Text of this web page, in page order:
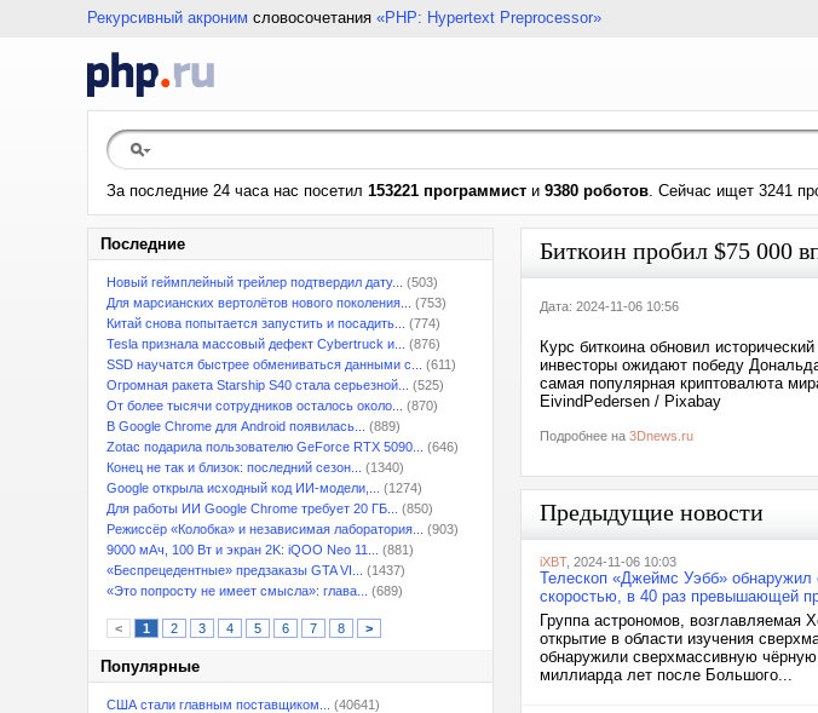
Рекурсивный акроним словосочетания «PHP: Hypertext Preprocessor»
За последние 24 часа нас посетил 153221 программист и 9380 роботов. Сейчас ищет 3241
Последние
Новый геймплейный трейлер подтвердил дату...
(503)
Для марсианских вертолётов нового поколения...
(753)
Китай снова попытается запустить и посадить...
(774)
Tesla признала массовый дефект Cybertruck и...
(876)
SSD научатся быстрее обмениваться данными с...
(611)
Огромная ракета Starship S40 стала серьезной...
(525)
От более тысячи сотрудников осталось около...
(870)
В Google Chrome для Android появилась...
(889)
Zotac подарила пользователю GeForce RTX 5090...
(646)
Конец не так и близок: последний сезон...
(1340)
Google открыла исходный код ИИ-модели,...
(1274)
Для работы ИИ Google Chrome требует 20 ГБ...
(850)
Режиссёр «Колобка» и независимая лаборатория...
(903)
9000 мАч, 100 Вт и экран 2K: iQOO Neo 11...
(881)
«Беспрецедентные» предзаказы GTA VI...
(1437)
«Это попросту не имеет смысла»: глава...
(689)
< 1 2 3 4 5 6 7 8 >
Популярные
США стали главным поставщиком...
(40641)
Биткоин пробил $75 000
Дата: 2024-11-06 10:56
Курс биткоина обновил
инвесторы ожидают победу
самая популярная криптовалюта
EivindPedersen / Pixabay
Подробнее на 3Dnews.ru
Предыдущие новости
iXBT, 2024-11-06 10:03
Телескоп «Джеймс Уэбб»
скоростью, в 40 раз превышающей
Группа астрономов, возглавляемая
открытие в области изучения
обнаружили сверхмассивную
миллиарда лет после Большого...